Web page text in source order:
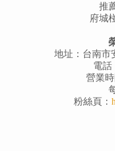
推
府城
地址：台南市
電話
營業時
粉絲頁：